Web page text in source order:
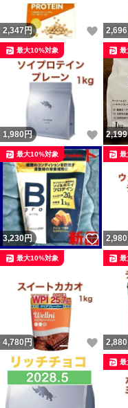
2,347 円 いい
2,696
1,980 円 いい
最大10%対象
2,199
最
3,230円 いい
最大10%対象
2,980
最
4,780 円 いい
最大10%対象
2,880
最
最